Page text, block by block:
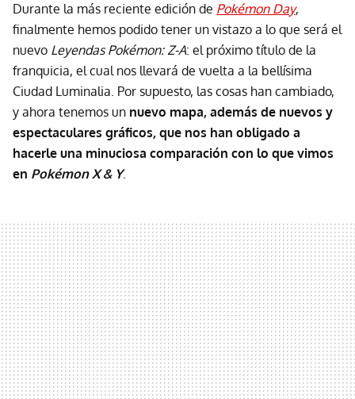
Durante la más reciente edición de Pokémon Day,
finalmente hemos podido tener un vistazo a lo que será el
nuevo Leyendas Pokémon: Z-A: el próximo título de la
franquicia, el cual nos llevará de vuelta a la bellísima
Ciudad Luminalia. Por supuesto, las cosas han cambiado,
y ahora tenemos un nuevo mapa, además de nuevos y
espectaculares gráficos, que nos han obligado a
hacerle una minuciosa comparación con lo que vimos
en Pokémon X & Y.